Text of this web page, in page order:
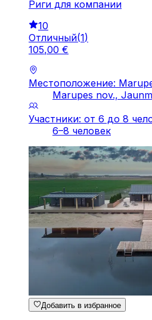
Риги для компании
10
Отличный(1)
105,00 €
Местоположение:
Marupes nov.,
Участники: от 6 до 8
6–8 человек
Добавить в избранное